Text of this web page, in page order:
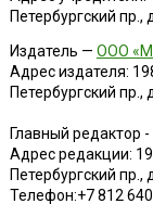
Петербургский пр.,
Издатель — ООО
Адрес издателя:
Петербургский пр.,
Главный редактор
Адрес редакции:
Петербургский пр.,
Телефон:+7 812